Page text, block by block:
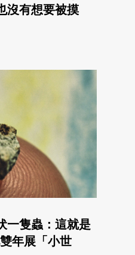
沒有想要被摸
一隻蟲：這就是
年展「小世